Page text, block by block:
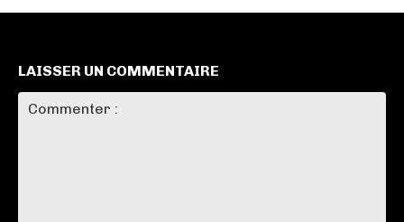
LAISSER UN COMMENTAIRE